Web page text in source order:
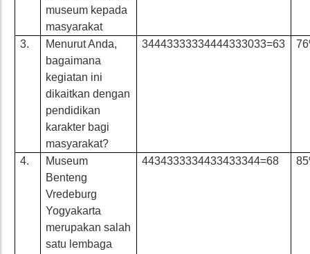
museum kepada
masyarakat
3.
Menurut Anda,
bagaimana
kegiatan ini
dikaitkan dengan
pendidikan
karakter bagi
masyarakat?
34443333334444333033=63
4.
Museum
Benteng
Vredeburg
Yogyakarta
merupakan salah
satu lembaga
4434333334433433344=68